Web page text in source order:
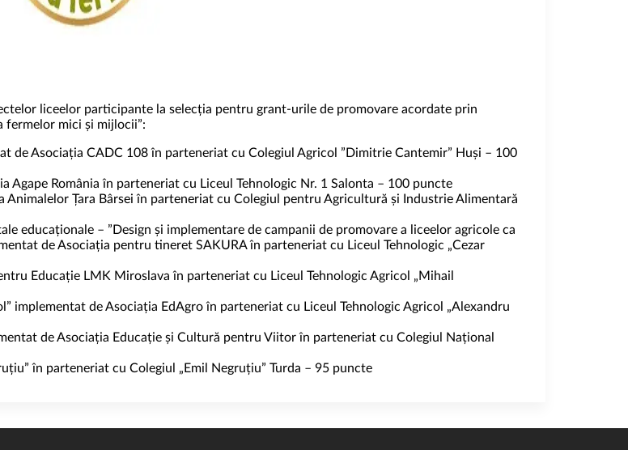
liceelor participante la selecția pentru grant-urile de promovare acordate prin
fermelor mici și mijlocii”:
de Asociația CADC 108 în parteneriat cu Colegiul Agricol ”Dimitrie Cantemir” Huși – 100
România în parteneriat cu Liceul Tehnologic Nr. 1 Salonta – 100 puncte
Animalelor Țara Bârsei în parteneriat cu Colegiul pentru Agricultură și Industrie Alimentară
educaționale – ”Design și implementare de campanii de promovare a liceelor agricole ca
de Asociația pentru tineret SAKURA în parteneriat cu Liceul Tehnologic „Cezar
Educație LMK Miroslava în parteneriat cu Liceul Tehnologic Agricol „Mihail
implementat de Asociația EdAgro în parteneriat cu Liceul Tehnologic Agricol „Alexandru
de Asociația Educație și Cultură pentru Viitor în parteneriat cu Colegiul Național
în parteneriat cu Colegiul „Emil Negruțiu” Turda – 95 puncte